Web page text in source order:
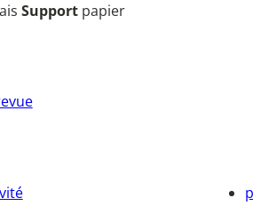
Support papier